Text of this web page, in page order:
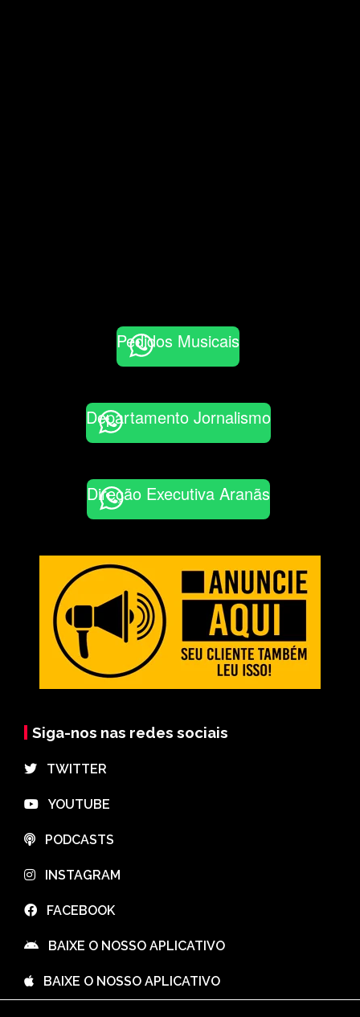
Pedidos Musicais
Departamento Jornalismo
Direção Executiva Aranãs
Siga-nos nas redes sociais
⠀TWITTER
⠀YOUTUBE
⠀PODCASTS
⠀INSTAGRAM
⠀FACEBOOK
⠀BAIXE O NOSSO APLICATIVO
⠀BAIXE O NOSSO APLICATIVO